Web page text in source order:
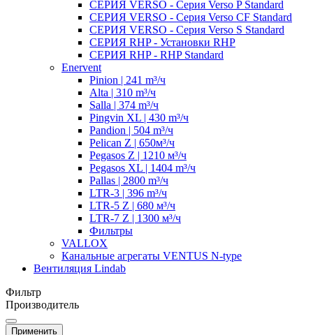
СЕРИЯ VERSO - Сepия Verso P Standard
СЕРИЯ VERSO - Сepия Verso CF Standard
СЕРИЯ VERSO - Сepия Verso S Standard
СЕРИЯ RHP - Установки RHP
СЕРИЯ RHP - RHP Standard
Enervent
Pinion | 241 m³/ч
Alta | 310 m³/ч
Salla | 374 m³/ч
Pingvin XL | 430 m³/ч
Pandion | 504 m³/ч
Pelican Z | 650м³/ч
Pegasos Z | 1210 м³/ч
Pegasos XL | 1404 m³/ч
Pallas | 2800 m³/ч
LTR-3 | 396 m³/ч
LTR-5 Z | 680 м³/ч
LTR-7 Z | 1300 м³/ч
Фильтры
VALLOX
Канальные агрегаты VENTUS N-type
Вентиляция Lindab
Фильтр
Производитель
Применить